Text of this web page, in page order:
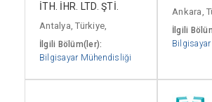
İTH. İHR. LTD. ŞTİ.
Antalya, Türkiye,
İlgili Bölüm(ler):
Bilgisayar Mühendisliği
Ankara,
İlgili